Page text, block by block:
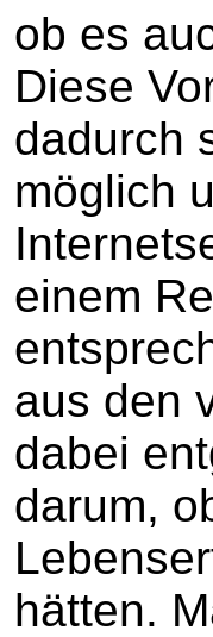
ob es
Diese
dadurch
möglich
einem
aus den
dabei
darum,
hätten.